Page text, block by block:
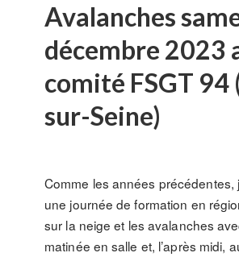
Avalanches
décembre 2023
comité FSGT 94
sur-Seine)
Comme les années précédentes,
une journée de formation en
sur la neige et les avalanches
matinée en salle et, l’après midi,